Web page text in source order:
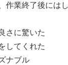
作業終了後には
さに驚いた
してくれた
ナブル